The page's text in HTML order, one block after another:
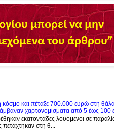
κόσμο και πέταξε 700.000 ευρώ στη
χαρτονομίσματα από 5 έως 100
εκατοντάδες λουόμενοι σε
στη θ...